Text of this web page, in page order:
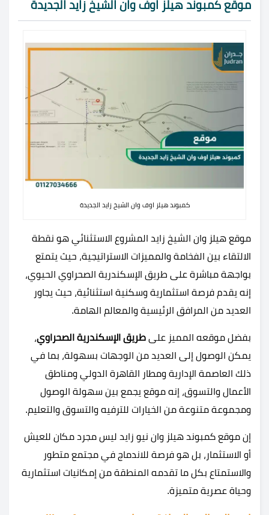
موقع كمبوند هيلز اوف وان الشيخ زايد الجديدة
كمبوند هيلز اوف وان الشيخ زايد الجديدة
موقع هيلز وان الشيخ زايد المشروع الاستثنائي هو نقطة
الالتقاء بين الفخامة والمميزات الاستراتيجية، حيث يتمتع
بواجهة مباشرة على طريق الإسكندرية الصحراوي الحيوي،
إنه يقدم فرصة استثمارية وسكنية استثنائية، حيث يجاور
العديد من المرافق الرئيسية والمعالم الهامة.
بفضل موقعه المميز على طريق الإسكندرية الصحراوي،
يمكن الوصول إلى العديد من الوجهات بسهولة، بما في
ذلك العاصمة الإدارية ومطار القاهرة الدولي ومناطق
الأعمال والتسوق، إنه موقع يجمع بين سهولة الوصول
ومجموعة متنوعة من الخيارات للترفيه والتسوق والتعليم.
إن موقع كمبوند هيلز وان نيو زايد ليس مجرد مكان للعيش
أو الاستثمار، بل هو فرصة للاندماج في مجتمع متطور
والاستمتاع بكل ما تقدمه المنطقة من إمكانيات استثمارية
وحياة عصرية متميزة.